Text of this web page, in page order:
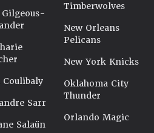
Gilgeous-
Sarr
Salaün
Timberwolves
New Orleans
Pelicans
New York Knicks
Oklahoma City
Thunder
Orlando Magic